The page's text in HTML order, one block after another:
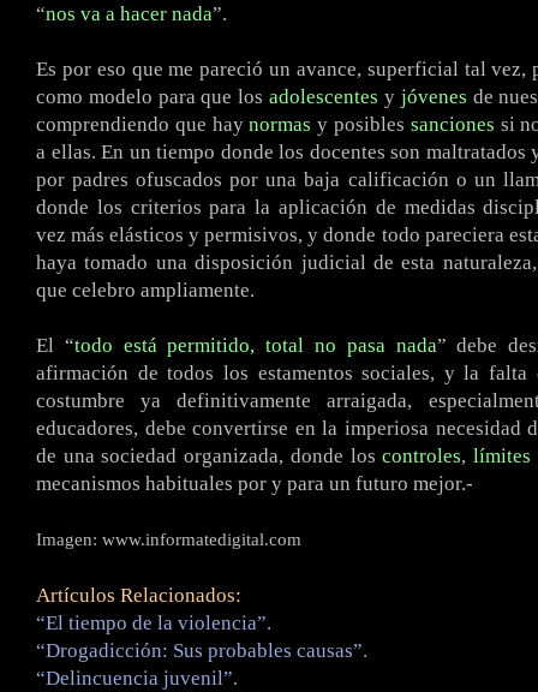
“nos va a hacer nada”.
Es por eso que me pareció un avance, superficial tal
como modelo para que losadolescentes y jóvenes de
comprendiendo que haynormas y posibles sanciones si
a ellas. En un tiempo donde los docentes son maltratados
por padres ofuscados por una baja calificación o un
donde los criterios para la aplicación de medidas
vez más elásticos y permisivos, y donde todo pareciera
haya tomado una disposición judicial de esta
que celebro ampliamente.
El “todo está permitido, total no pasa nada” debe
afirmación de todos los estamentos sociales, y la falta
costumbre ya definitivamente arraigada,
educadores, debe convertirse en la imperiosa necesidad
de una sociedad organizada, donde loscontroles, límites
mecanismos habituales por y para un futuro mejor.-
Imagen: www.informatedigital.com
Artículos Relacionados:
“El tiempo de la violencia”.
“Drogadicción: Sus probables causas”.
“Delincuencia juvenil”.